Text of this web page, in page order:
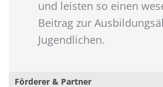
und leisten so einen
Beitrag zur
Jugendlichen.
Förderer & Partner